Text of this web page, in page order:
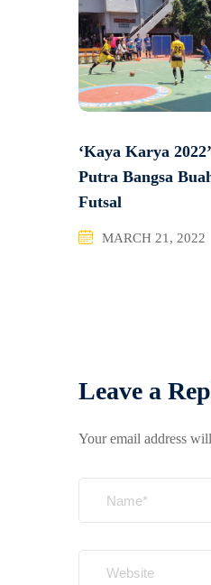
‘Kaya Karya
Putra Bangsa
Futsal
MARCH 21, 2022
Leave a
Your email address